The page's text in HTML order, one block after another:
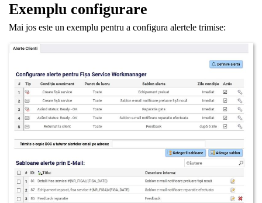
Exemplu configurare
Mai jos este un exemplu pentru a configura alertele trimise: